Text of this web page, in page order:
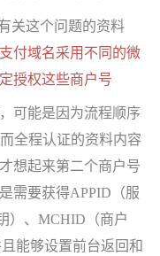
关这个问题的资料
付域名采用不同的微
授权这些商户号
可能是因为流程顺序
全程认证的资料内容
想起来第二个商户号
需要获得APPID（服
）、MCHID（商户
能够设置前台返回和